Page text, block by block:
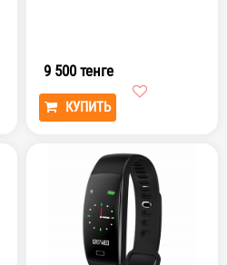
9 500 тенге
КУПИТЬ